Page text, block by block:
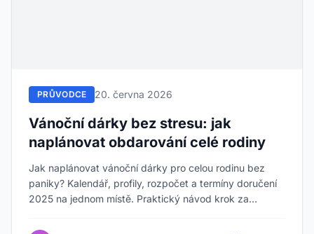
PRŮVODCE 20. června 2026
Vánoční dárky bez stresu: jak
naplánovat obdarování celé rodiny
Jak naplánovat vánoční dárky pro celou rodinu bez
paniky? Kalendář, profily, rozpočet a termíny doručení
2025 na jednom místě. Praktický návod krok za